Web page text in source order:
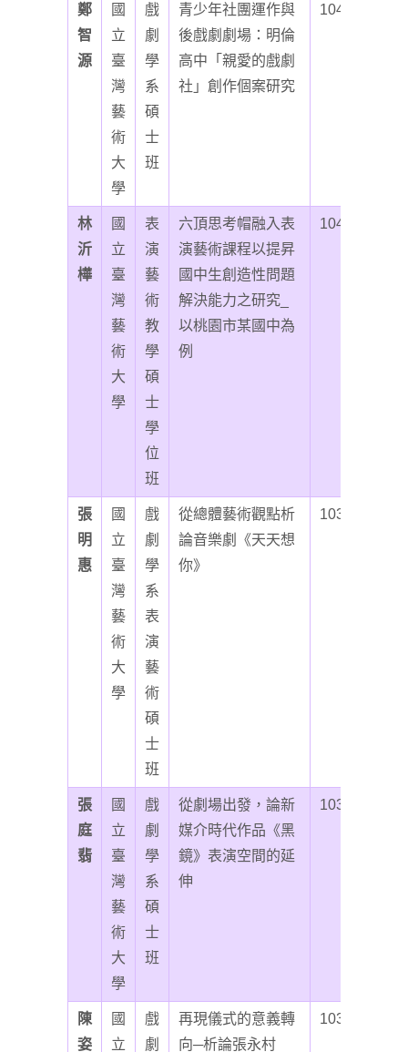
鄭
智
源
國
立
臺
灣
藝
術
大
學
戲
劇
學
系
碩
士
班
青少年社團運作與
後戲劇劇場：明倫
高中「親愛的戲劇
社」創作個案研究
104
林
沂
樺
國
立
臺
灣
藝
術
大
學
表
演
藝
術
教
學
碩
士
學
位
班
六頂思考帽融入表
演藝術課程以提昇
國中生創造性問題
解決能力之研究_
以桃園市某國中為
例
104
張
明
惠
國
立
臺
灣
藝
術
大
學
戲
劇
學
系
表
演
藝
術
碩
士
班
從總體藝術觀點析
論音樂劇《天天想
你》
103
張
庭
翡
國
立
臺
灣
藝
術
大
學
戲
劇
學
系
碩
士
班
從劇場出發，論新
媒介時代作品《黑
鏡》表演空間的延
伸
103
陳
姿
國
立
戲
劇
再現儀式的意義轉
向─析論張永村
103